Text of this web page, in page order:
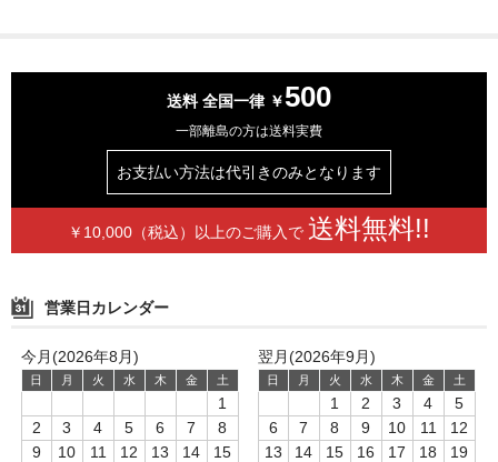
バスターキートン傑作選
フラッシュゴードン
ベイジル・ラスボーン版シャーロック・ホームズシリーズ
冒険・海賊映画名作シリーズ
世界の映画傑作シリーズ
世界の史劇傑作映画
世界の推理小説傑作映画
ヨーロッパ作品 ▼
送料 全国一律 ￥500
一部離島の方は送料実費
お支払い方法は代引きのみとなります
￥10,000（税込）以上のご購入で 送料無料!!
営業日カレンダー
今月(2026年8月)
日 月 火 水 木 金 土
1
2
3 4 5 6 7
8
9
10 11 12 13 14
15
翌月(2026年9月)
日 月 火 水 木 金 土
1 2 3 4
5
6
7 8 9 10 11
12
13
14 15 16 17 18
19